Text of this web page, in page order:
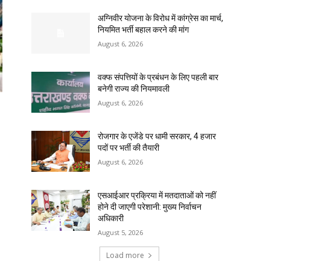
अग्निवीर योजना के विरोध में कांग्रेस का मार्च,
नियमित भर्ती बहाल करने की मांग
August 6, 2026
वक्फ संपत्तियों के प्रबंधन के लिए पहली बार
बनेगी राज्य की नियमावली
August 6, 2026
रोजगार के एजेंडे पर धामी सरकार, 4 हजार
पदों पर भर्ती की तैयारी
August 6, 2026
एसआईआर प्रक्रिया में मतदाताओं को नहीं
होने दी जाएगी परेशानी: मुख्य निर्वाचन
अधिकारी
August 5, 2026
Load more